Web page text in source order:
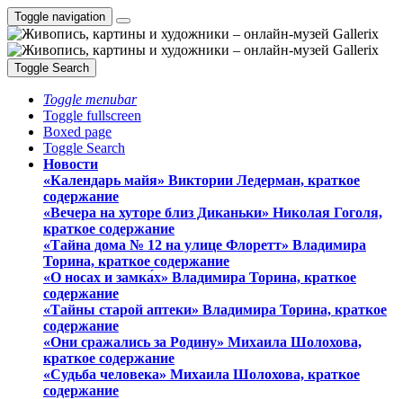
Toggle navigation
Toggle Search
Toggle menubar
Toggle fullscreen
Boxed page
Toggle Search
Новости
«Календарь майя» Виктории Ледерман, краткое
содержание
«Вечера на хуторе близ Диканьки» Николая Гоголя,
краткое содержание
«Тайна дома № 12 на улице Флоретт» Владимира
Торина, краткое содержание
«О носах и замка́х» Владимира Торина, краткое
содержание
«Тайны старой аптеки» Владимира Торина, краткое
содержание
«Они сражались за Родину» Михаила Шолохова,
краткое содержание
«Судьба человека» Михаила Шолохова, краткое
содержание